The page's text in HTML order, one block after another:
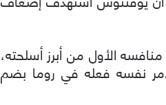
الأول من أبرز أسلحته،
نفسه فعله في روما بضم